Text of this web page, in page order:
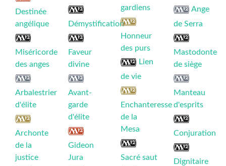
Destinée
angélique
Miséricorde
des anges
Arbalestrier
d'élite
Archonte
de la
justice
Démystification
Faveur
divine
Avant-
garde
d'élite
Gideon
Jura
gardiens
Honneur
des purs
Lien
de vie
Enchanteresse
de la
Mesa
Sacré saut
Ange
de Serra
Mastodonte
de siège
Manteau
d'esprits
Conjuration
Dignitaire